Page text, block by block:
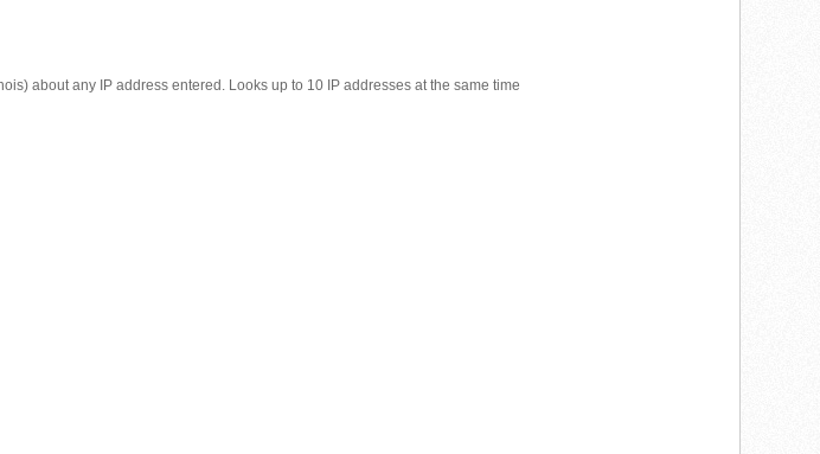
about any IP address entered. Looks up to 10 IP addresses at the same time